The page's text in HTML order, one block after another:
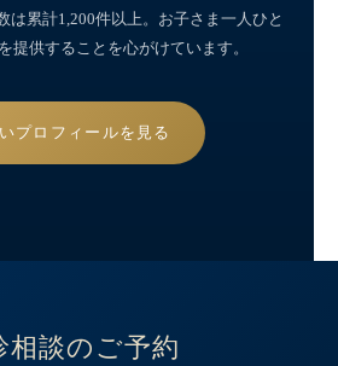
は累計1,200件以上。お子さま一人ひと
提供することを心がけています。
プロフィールを見る
相談のご予約